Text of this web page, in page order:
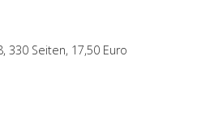
330 Seiten, 17,50 Euro